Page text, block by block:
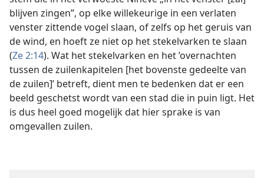
blijven zingen”, op elke willekeurige in een verlaten
venster zittende vogel slaan, of zelfs op het geruis van
de wind, en hoeft ze niet op het stekelvarken te slaan
(Ze 2:14). Wat het stekelvarken en het ’overnachten
tussen de zuilenkapitelen [het bovenste gedeelte van
de zuilen]’ betreft, dient men te bedenken dat er een
beeld geschetst wordt van een stad die in puin ligt. Het
is dus heel goed mogelijk dat hier sprake is van
omgevallen zuilen.